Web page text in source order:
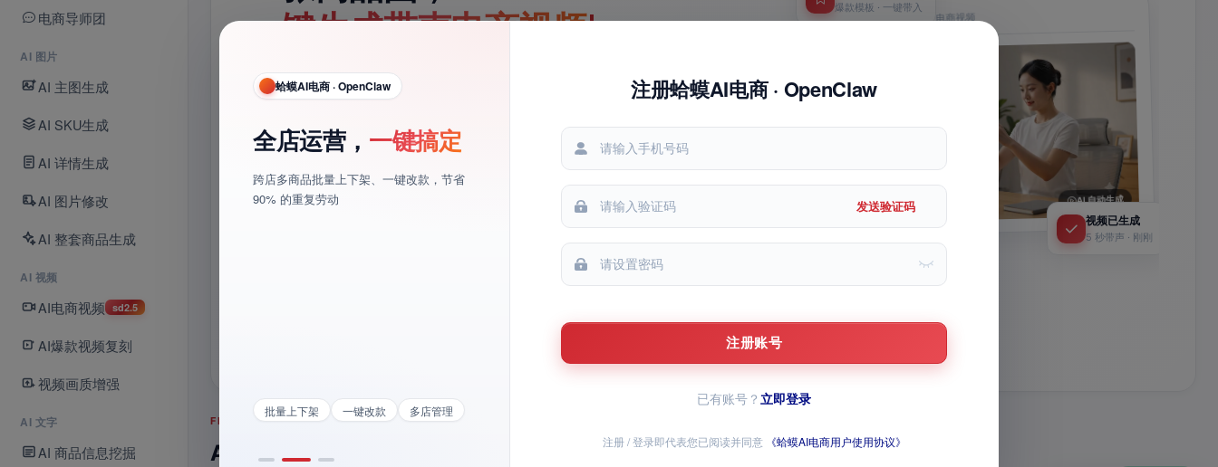
电商导师团
AI 图片
AI 主图生成
AI SKU生成
AI 详情生成
AI 图片修改
AI 整套商品生成
AI 视频
AI电商视频 sd2.5
AI爆款视频复刻
视频画质增强
AI 文字
AI 商品信息挖掘
一键生成带声电商视频
70 条灵感库已上线。
爆款镜头模板一键带入提示词，适配抖音 / 快手 / 商品卡多比例。
进入 AI 视频
多比例适配
1
智能配乐
AI Video Studio · 电商视频
AI 自动生成
视频已生成
5 秒带声 · 刚刚
爆款模板 · 一键带入
FEATURE MATRIX · v1 模块路线图
AI 主图 / 详情页 / 视频已上线，AI 全家桶持续上新
AI电商 · OpenClaw
照片，生成全套
情页、SKU 资料一次完成，上新
10 倍
蛤蟆AI电商 · OpenClaw
全店运营， 一键搞定
跨店多商品批量上下架、一键改款，节省
90% 的重复劳动
批量上下架 一键改款 多店管理
蛤蟆AI电商 · OpenClaw
数据自动归档，
一目了然
小时级抓取商家后台报表，自动写入历
史，异动预警随时响应
历史归档
注册蛤蟆AI电商 · OpenClaw
发送验证码
注册账号
已有账号？ 立即登录
注册 / 登录即代表您已阅读并同意 《蛤蟆AI电商用户使用协议》